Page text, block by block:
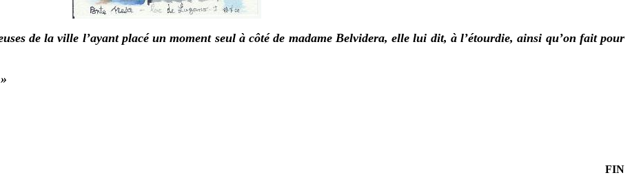
de la ville l’ayant placé un moment seul à côté de madame Belvidera, elle lui dit, à l’étourdie, ainsi qu’on fait pour
FIN